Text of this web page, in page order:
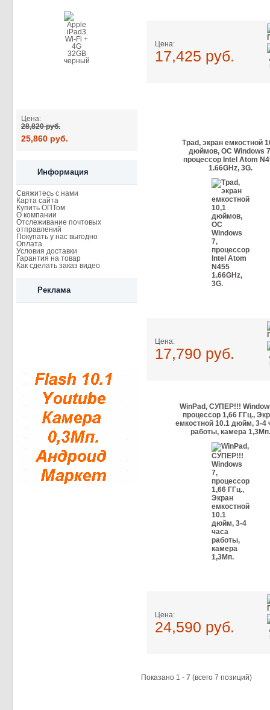
Цена:
28,820 руб.
25,860 руб.
Информация
Свяжитесь с нами
Карта сайта
Купить ОПТом
О компании
Отслеживание почтовых
отправлений
Покупать у нас выгодно
Оплата.
Условия доставки
Гарантия на товар
Как сделать заказ видео
Реклама
Цена:
17,425 руб.
Tpad, экран емкостной
дюймов, ОС Windows
процессор Intel Atom
1.66GHz, 3G.
Цена:
17,790 руб.
WinPad, СУПЕР!!!
процессор 1,66 ГГц.,
емкостной 10.1 дюйм, 3-4
работы, камера 1,3Мп.
Цена:
24,590 руб.
Показано 1 - 7 (всего 7 позиций)